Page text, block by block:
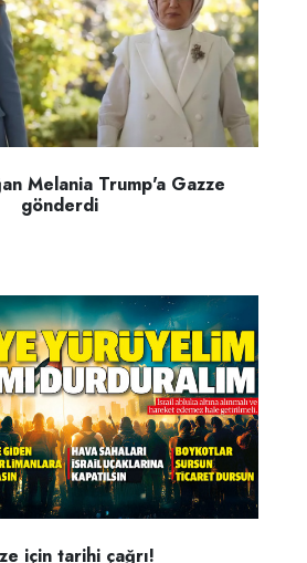
Melania Trump'a Gazze
gönderdi
için tarihi çağrı!